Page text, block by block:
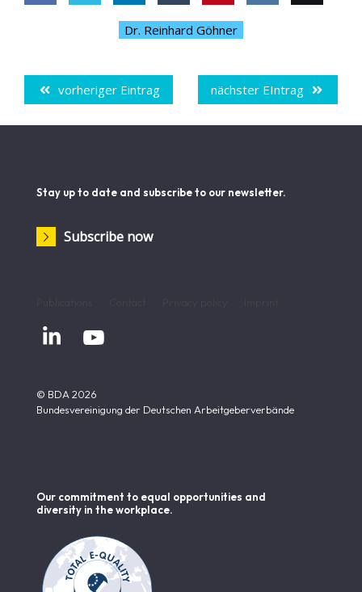
Facebook Twitter
Share Share Pin
Dr. Reinhard Göhner
vorheriger Eintrag nächster EIntrag
Stay up to date and subscribe to our newsletter.
Subscribe now
 
© BDA 2026
Bundesvereinigung der Deutschen Arbeitgeberverbände
Our commitment to equal opportunities and
diversity in the workplace.